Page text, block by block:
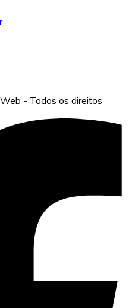
- Todos os direitos